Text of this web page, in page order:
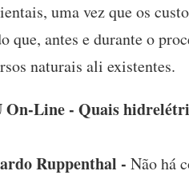
uma vez que os
que, antes e durante o
naturais ali existentes.
Line - Quais
Ruppenthal - Não há